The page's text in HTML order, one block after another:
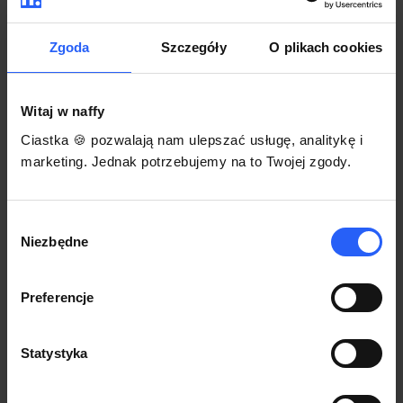
Zgoda Szczegóły O plikach cookies
Witaj w naffy
Ciastka 🍪 pozwalają nam ulepszać usługę, analitykę i
marketing. Jednak potrzebujemy na to Twojej zgody.
zgody
Niezbędne
Preferencje
Statystyka
Korzystaj na dowolnym urządzeniu z
przeglądarką Chrome
Włącz czasową promocję
3
Każdy produkt w naffy ma swój indywidualny link.
gdzie się nim podzielisz z odbiorcami.